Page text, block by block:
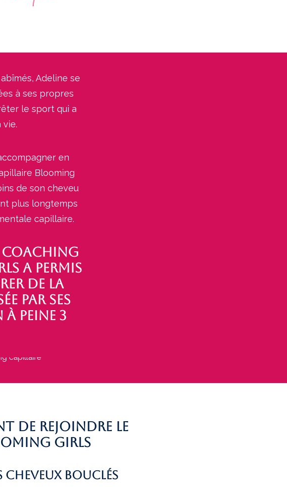
Adeline se
à ses propres
le sport qui a
vie.
en
Blooming
de son cheveu
plus longtemps
capillaire.
coaching
a permis
de la
par ses
peine 3
de rejoindre le
Girls
cheveux bouclés